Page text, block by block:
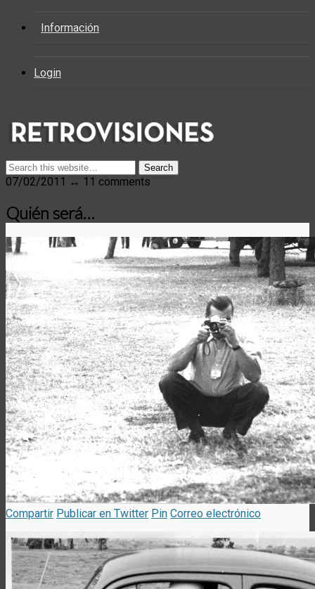
Información
Login
07/02/2011 ↔ 11 comments
Quién será…
Compartir Publicar en Twitter Pin Correo electrónico